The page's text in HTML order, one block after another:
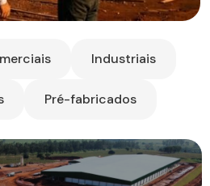
Industriais
Pré-fabricados